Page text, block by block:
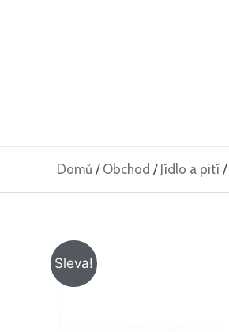
Domů / Obchod / Jídlo a pití /
Sleva!